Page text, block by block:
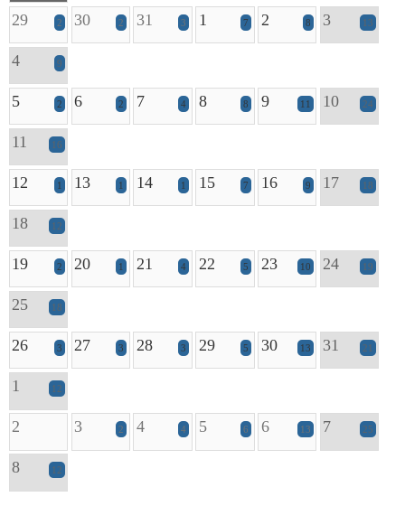
29 2 30 2 31 3 1 7 2 8 3 13
4 9
5 2 6 2 7 4 8 8 9 11 10 24
11 16
12 1 13 1 14 1 15 7 16 9 17 18
18 12
19 2 20 1 21 4 22 5 23 10 24 19
25 18
26 3 27 3 28 3 29 5 30 13 31 21
1 12
2 3 2 4 4 5 6 6 13 7 25
8 12